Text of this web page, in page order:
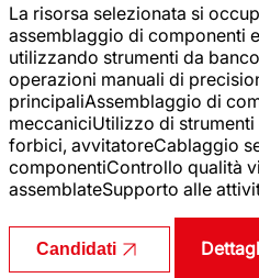
La risorsa selezionata si
assemblaggio di componenti
utilizzando strumenti da
operazioni manuali di
principaliAssemblaggio di
meccaniciUtilizzo di
forbici, avvitatoreCablaggio
componentiControllo qualità
assemblateSupporto alle
Candidati